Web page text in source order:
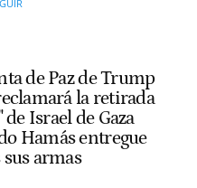
de Paz de Trump
la retirada
de Israel de Gaza
Hamás entregue
sus armas